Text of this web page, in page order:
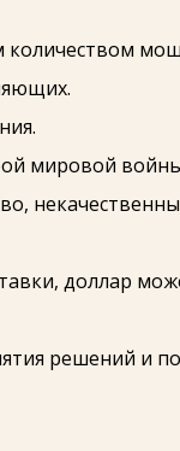
мировой
доллар
решений и